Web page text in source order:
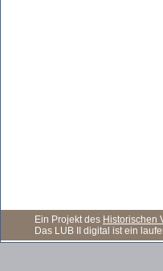
Ein Projekt des Historischen
Das LUB II digital ist ein